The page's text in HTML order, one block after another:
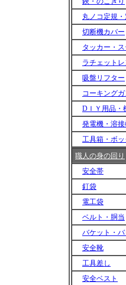
丸ノコ定規
切断機カバー
タッカー・
ラチェット
吸盤リフター
コーキングガ
DＩＹ用品・
発電機・溶
工具箱・ボッ
職人の身の回り
安全帯
釘袋
電工袋
ベルト・胴当
バケット・
安全靴
工具差し
安全ベスト